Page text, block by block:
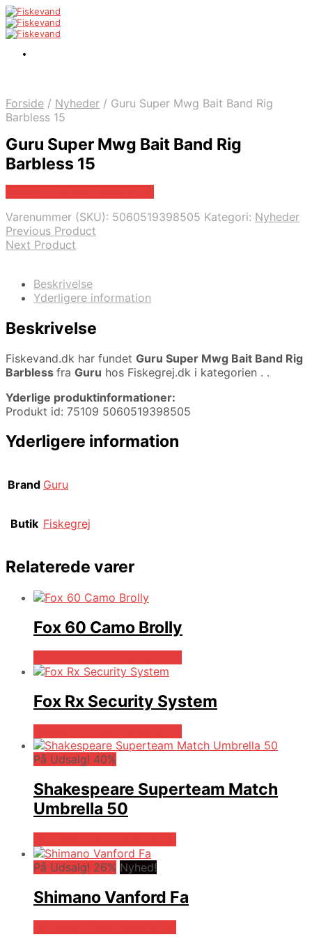
Forside / Nyheder / Guru Super Mwg Bait Band Rig
Barbless 15
Guru Super Mwg Bait Band Rig
Barbless 15
Varenummer (SKU): 5060519398505 Kategori: Nyheder
Previous Product
Next Product
Beskrivelse
Yderligere information
Beskrivelse
Fiskevand.dk har fundet Guru Super Mwg Bait Band Rig
Barbless fra Guru hos Fiskegrej.dk i kategorien . .
Yderlige produktinformationer:
Produkt id: 75109 5060519398505
Yderligere information
Brand Guru
Butik Fiskegrej
Relaterede varer
Fox 60 Camo Brolly
Fox Rx Security System
På Udsalg! 40%
Shakespeare Superteam Match
Umbrella 50
På Udsalg! 26% Nyhed!
Shimano Vanford Fa